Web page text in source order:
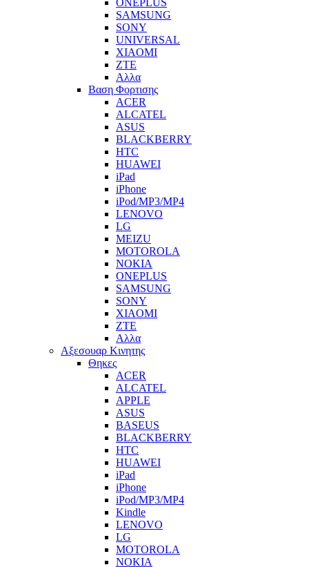
ONEPLUS
SAMSUNG
SONY
UNIVERSAL
XIAOMI
ZTE
Αλλα
Βαση Φορτισης
ACER
ALCATEL
ASUS
BLACKBERRY
HTC
HUAWEI
iPad
iPhone
iPod/MP3/MP4
LENOVO
LG
MEIZU
MOTOROLA
NOKIA
ONEPLUS
SAMSUNG
SONY
XIAOMI
ZTE
Αλλα
Αξεσουαρ Κινητης
Θηκες
ACER
ALCATEL
APPLE
ASUS
BASEUS
BLACKBERRY
HTC
HUAWEI
iPad
iPhone
iPod/MP3/MP4
Kindle
LENOVO
LG
MOTOROLA
NOKIA